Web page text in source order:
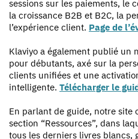
sessions sur les paiements, le
la croissance B2B et B2C, la
l’expérience client. Page de
Klaviyo a également publié un
pour débutants, axé sur la
clients unifiées et une
intelligente. Télécharger le
En parlant de guide, notre site
section “Ressources”, dans
tous les derniers livres blancs,